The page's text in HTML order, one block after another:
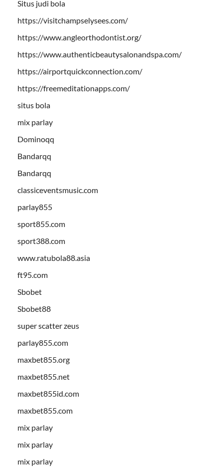
Situs judi bola
https://visitchampselysees.com/
https://www.angleorthodontist.org/
https://www.authenticbeautysalonandspa.com/
https://airportquickconnection.com/
https://freemeditationapps.com/
situs bola
mix parlay
Dominoqq
Bandarqq
Bandarqq
classiceventsmusic.com
parlay855
sport855.com
sport388.com
www.ratubola88.asia
ft95.com
Sbobet
Sbobet88
super scatter zeus
parlay855.com
maxbet855.org
maxbet855.net
maxbet855id.com
maxbet855.com
mix parlay
mix parlay
mix parlay